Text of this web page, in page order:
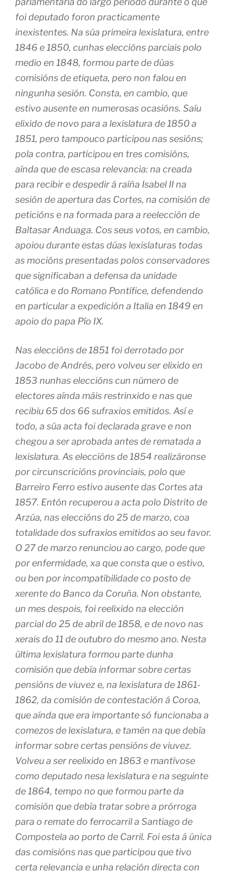
foi deputado foron practicamente
inexistentes. Na súa primeira lexislatura, entre
1846 e 1850, cunhas eleccións parciais polo
medio en 1848, formou parte de dúas
comisións de etiqueta, pero non falou en
ningunha sesión. Consta, en cambio, que
estivo ausente en numerosas ocasións. Saíu
elixido de novo para a lexislatura de 1850 a
1851, pero tampouco participou nas sesións;
pola contra, participou en tres comisións,
aínda que de escasa relevancia: na creada
para recibir e despedir á raíña Isabel II na
sesión de apertura das Cortes, na comisión de
peticións e na formada para a reelección de
Baltasar Anduaga. Cos seus votos, en cambio,
apoiou durante estas dúas lexislaturas todas
as mocións presentadas polos conservadores
que significaban a defensa da unidade
católica e do Romano Pontífice, defendendo
en particular a expedición a Italia en 1849 en
apoio do papa Pío IX.
Nas eleccións de 1851 foi derrotado por
Jacobo de Andrés, pero volveu ser elixido en
1853 nunhas eleccións cun número de
electores aínda máis restrinxido e nas que
recibiu 65 dos 66 sufraxios emitidos. Así e
todo, a súa acta foi declarada grave e non
chegou a ser aprobada antes de rematada a
lexislatura. As eleccións de 1854 realizáronse
por circunscricións provinciais, polo que
Barreiro Ferro estivo ausente das Cortes ata
1857. Entón recuperou a acta polo Distrito de
Arzúa, nas eleccións do 25 de marzo, coa
totalidade dos sufraxios emitidos ao seu favor.
O 27 de marzo renunciou ao cargo, pode que
por enfermidade, xa que consta que o estivo,
ou ben por incompatibilidade co posto de
xerente do Banco da Coruña. Non obstante,
un mes despois, foi reelixido na elección
parcial do 25 de abril de 1858, e de novo nas
xerais do 11 de outubro do mesmo ano. Nesta
última lexislatura formou parte dunha
comisión que debía informar sobre certas
pensións de viuvez e, na lexislatura de 1861-
1862, da comisión de contestación á Coroa,
que aínda que era importante só funcionaba a
comezos de lexislatura, e tamén na que debía
informar sobre certas pensións de viuvez.
Volveu a ser reelixido en 1863 e mantívose
como deputado nesa lexislatura e na seguinte
de 1864, tempo no que formou parte da
comisión que debía tratar sobre a prórroga
para o remate do ferrocarril a Santiago de
Compostela ao porto de Carril. Foi esta á única
das comisións nas que participou que tivo
certa relevancia e unha relación directa con